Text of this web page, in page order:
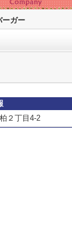
ーガー
２丁目4-2